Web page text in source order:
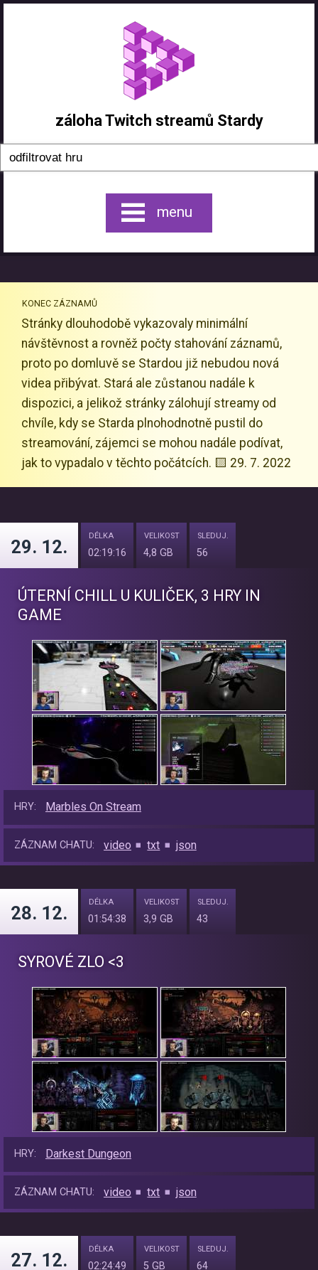
záloha Twitch streamů Stardy
menu
KONEC ZÁZNAMŮ
Stránky dlouhodobě vykazovaly minimální
návštěvnost a rovněž počty stahování záznamů,
proto po domluvě se Stardou již nebudou nová
videa přibývat. Stará ale zůstanou nadále k
dispozici, a jelikož stránky zálohují streamy od
chvíle, kdy se Starda plnohodnotně pustil do
streamování, zájemci se mohou nadále podívat,
jak to vypadalo v těchto počátcích. 🟨 29. 7. 2022
29. 12.
DÉLKA
02:19:16
VELIKOST
4,8 GB
SLEDUJ.
56
ÚTERNÍ CHILL U KULIČEK, 3 HRY IN
GAME
HRY: Marbles On Stream
ZÁZNAM CHATU: video txt json
28. 12.
DÉLKA
01:54:38
VELIKOST
3,9 GB
SLEDUJ.
43
SYROVÉ ZLO <3
HRY: Darkest Dungeon
ZÁZNAM CHATU: video txt json
27. 12.
DÉLKA
02:24:49
VELIKOST
5 GB
SLEDUJ.
64